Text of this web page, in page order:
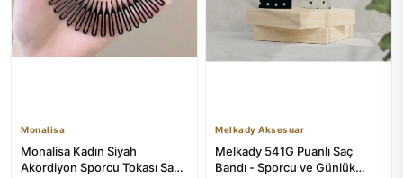
Monalisa
Monalisa Kadın Siyah
Akordiyon Sporcu Tokası Saç
Melkady Aksesuar
Melkady 541G Puanlı Saç
Bandı - Sporcu ve Günlük